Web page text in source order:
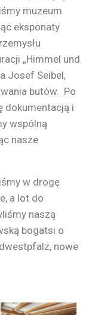
muzeum
eksponaty
„Himmel und
Josef Seibel,
butów. Po
dokumentacją i
wspólną
nasze
w drogę
a lot do
naszą
bogatsi o
nowe